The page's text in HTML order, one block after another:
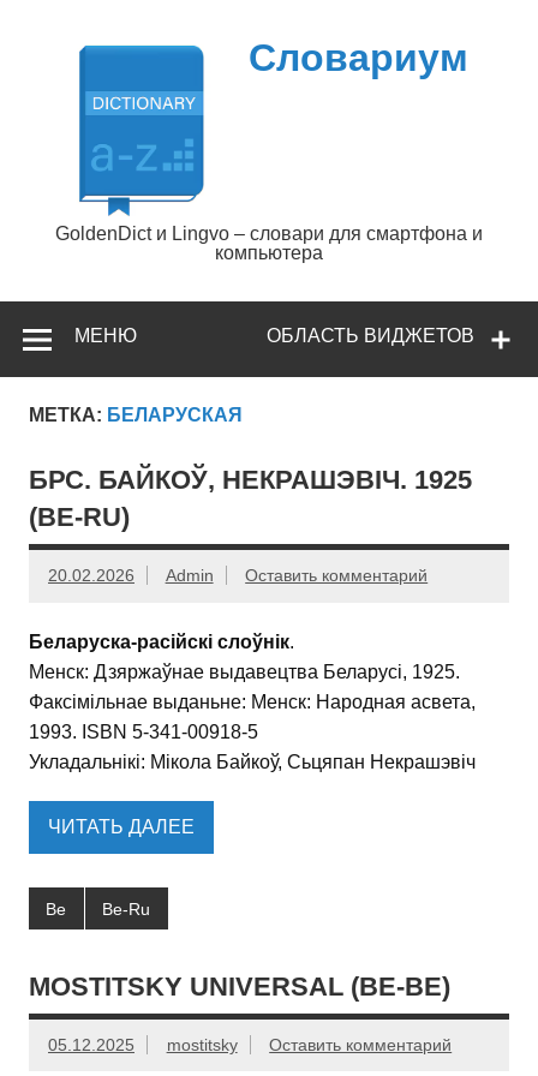
содержимому
Словариум
GoldenDict и Lingvo – словари для смартфона и
компьютера
ОБЛАСТЬ ВИДЖЕТОВ
МЕНЮ
МЕТКА: БЕЛАРУСКАЯ
БРС. БАЙКОЎ, НЕКРАШЭВІЧ. 1925
(BE-RU)
20.02.2026 Admin Оставить комментарий
Беларуска-расійскі слоўнік.
Менск: Дзяржаўнае выдавецтва Беларусі, 1925.
Факсімільнае выданьне: Менск: Народная асвета,
1993. ISBN 5-341-00918-5
Укладальнікі: Мікола Байкоў, Сьцяпан Некрашэвіч
ЧИТАТЬ ДАЛЕЕ
Be Be-Ru
MOSTITSKY UNIVERSAL (BE-BE)
05.12.2025 mostitsky Оставить комментарий